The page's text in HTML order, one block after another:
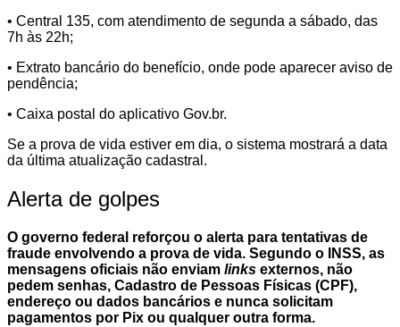
• Central 135, com atendimento de segunda a sábado, das
7h às 22h;
• Extrato bancário do benefício, onde pode aparecer aviso de
pendência;
• Caixa postal do aplicativo Gov.br.
Se a prova de vida estiver em dia, o sistema mostrará a data
da última atualização cadastral.
Alerta de golpes
O governo federal reforçou o alerta para tentativas de
fraude envolvendo a prova de vida. Segundo o INSS, as
mensagens oficiais não enviam links externos, não
pedem senhas, Cadastro de Pessoas Físicas (CPF),
endereço ou dados bancários e nunca solicitam
pagamentos por Pix ou qualquer outra forma.